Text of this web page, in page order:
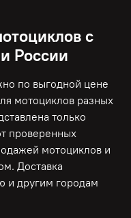
с
России
по выгодной цене
мотоциклов разных
только
проверенных
мотоциклов и
Доставка
и другим городам